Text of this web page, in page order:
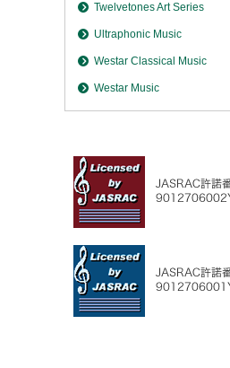
Twelvetones Art Series
Ultraphonic Music
Westar Classical Music
Westar Music